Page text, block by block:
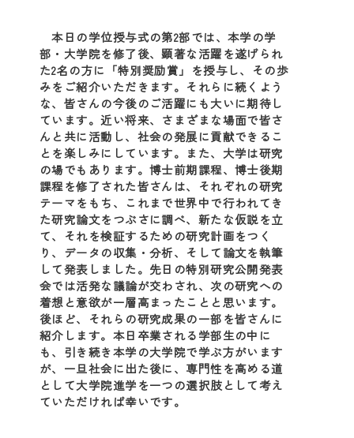
本日の学位授与式の第2部では、本学の学
部・大学院を修了後、顕著な活躍を遂げられ
た2名の方に「特別奨励賞」を授与し、その歩
みをご紹介いただきます。それらに続くよう
な、皆さんの今後のご活躍にも大いに期待し
ています。近い将来、さまざまな場面で皆さ
んと共に活動し、社会の発展に貢献できるこ
とを楽しみにしています。また、大学は研究
の場でもあります。博士前期課程、博士後期
課程を修了された皆さんは、それぞれの研究
テーマをもち、これまで世界中で行われてき
た研究論文をつぶさに調べ、新たな仮説を立
て、それを検証するための研究計画をつく
り、データの収集・分析、そして論文を執筆
して発表しました。先日の特別研究公開発表
会では活発な議論が交わされ、次の研究への
着想と意欲が一層高まったことと思います。
後ほど、それらの研究成果の一部を皆さんに
紹介します。本日卒業される学部生の中に
も、引き続き本学の大学院で学ぶ方がいます
が、一旦社会に出た後に、専門性を高める道
として大学院進学を一つの選択肢として考え
ていただければ幸いです。